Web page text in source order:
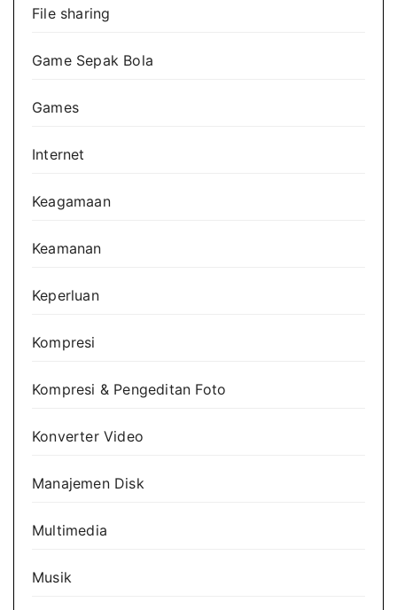
File sharing
Game Sepak Bola
Games
Internet
Keagamaan
Keamanan
Keperluan
Kompresi
Kompresi & Pengeditan Foto
Konverter Video
Manajemen Disk
Multimedia
Musik